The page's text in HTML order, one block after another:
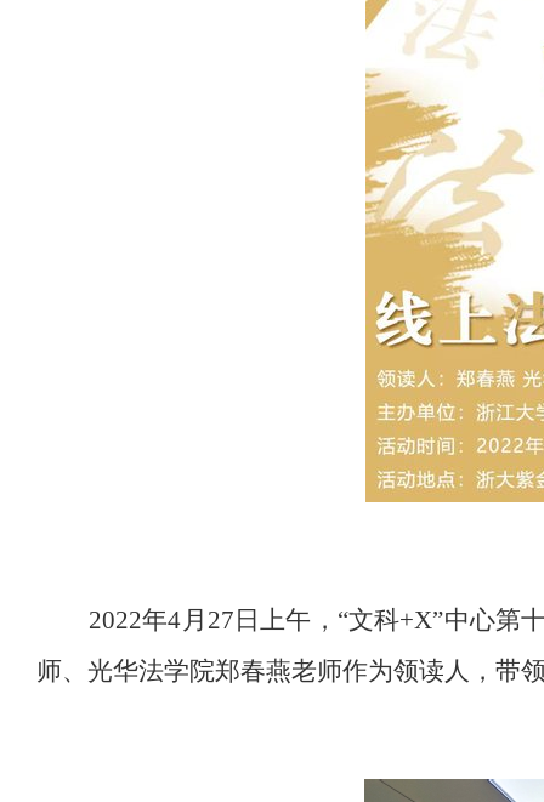
2022年4月 27 日上午，“文科+X”中心第
师、光华法学院郑春燕老师作为领读人，带